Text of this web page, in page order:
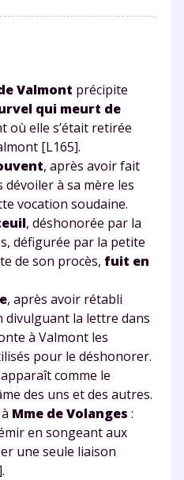
Valmont précipite
qui meurt de
où elle s’était retirée
[L165].
, après avoir fait
dévoiler à sa mère les
vocation soudaine.
, déshonorée par la
défigurée par la petite
de son procès, fuit en
, après avoir rétabli
divulguant la lettre dans
à Valmont les
pour le déshonorer.
apparaît comme le
des uns et des autres.
Mme de Volanges :
en songeant aux
une seule liaison